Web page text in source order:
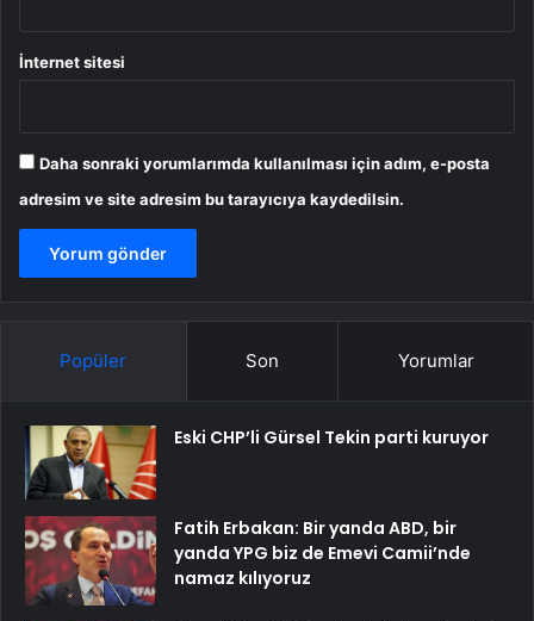
İnternet sitesi
Daha sonraki yorumlarımda kullanılması için adım, e-posta
adresim ve site adresim bu tarayıcıya kaydedilsin.
Popüler Son Yorumlar
Eski CHP’li Gürsel Tekin parti kuruyor
Fatih Erbakan: Bir yanda ABD, bir
yanda YPG biz de Emevi Camii’nde
namaz kılıyoruz